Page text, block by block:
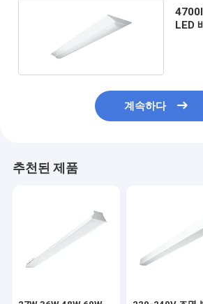
제품 소개
LED
계속하다
추천된 제품